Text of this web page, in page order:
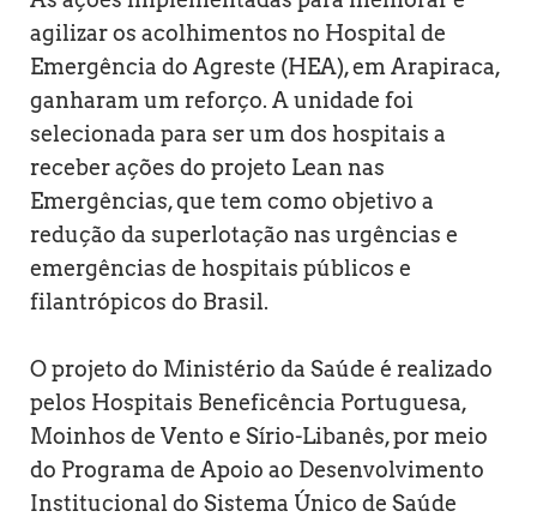
agilizar os acolhimentos no Hospital de
Emergência do Agreste (HEA), em Arapiraca,
ganharam um reforço. A unidade foi
selecionada para ser um dos hospitais a
receber ações do projeto Lean nas
Emergências, que tem como objetivo a
redução da superlotação nas urgências e
emergências de hospitais públicos e
filantrópicos do Brasil.
O projeto do Ministério da Saúde é realizado
pelos Hospitais Beneficência Portuguesa,
Moinhos de Vento e Sírio-Libanês, por meio
do Programa de Apoio ao Desenvolvimento
Institucional do Sistema Único de Saúde